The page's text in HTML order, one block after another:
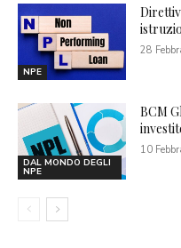
NPE
28
DAL MONDO DEGLI
NPE
BCM
10